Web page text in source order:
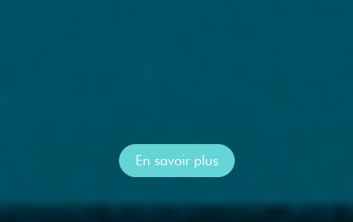
En savoir plus